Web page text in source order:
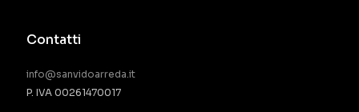
Contatti
info@sanvidoarreda.it
P. IVA 00261470017